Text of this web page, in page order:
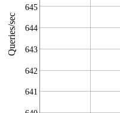
Queries/sec
641
642
643
644
645